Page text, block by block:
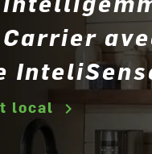
local keyboard_arrow_right